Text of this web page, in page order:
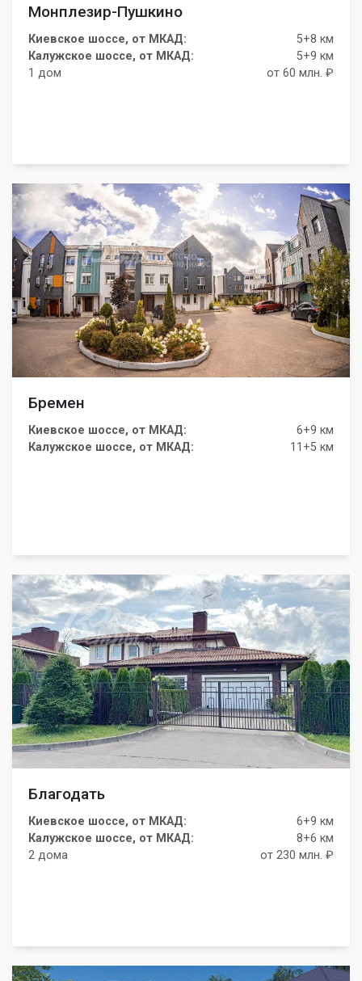
Монплезир-Пушкино
Киевское шоссе, от МКАД:
5+8 км
Калужское шоссе, от МКАД:
5+9 км
1 дом
от 60 млн. ₽
Бремен
Киевское шоссе, от МКАД:
6+9 км
Калужское шоссе, от МКАД:
11+5 км
Благодать
Киевское шоссе, от МКАД:
6+9 км
Калужское шоссе, от МКАД:
8+6 км
2 дома
от 230 млн. ₽